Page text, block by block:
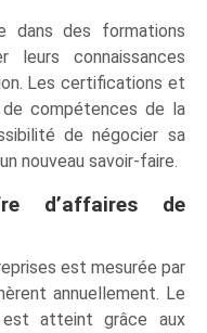
dans des formations
leurs connaissances
Les certifications et
compétences de la
de négocier sa
nouveau savoir-faire.
d’affaires de
est mesurée par
annuellement. Le
atteint grâce aux